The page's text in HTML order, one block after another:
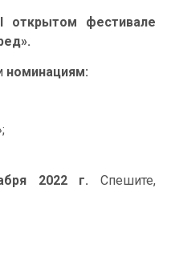
открытом фестивале
номинациям:
2022 г. Спешите,